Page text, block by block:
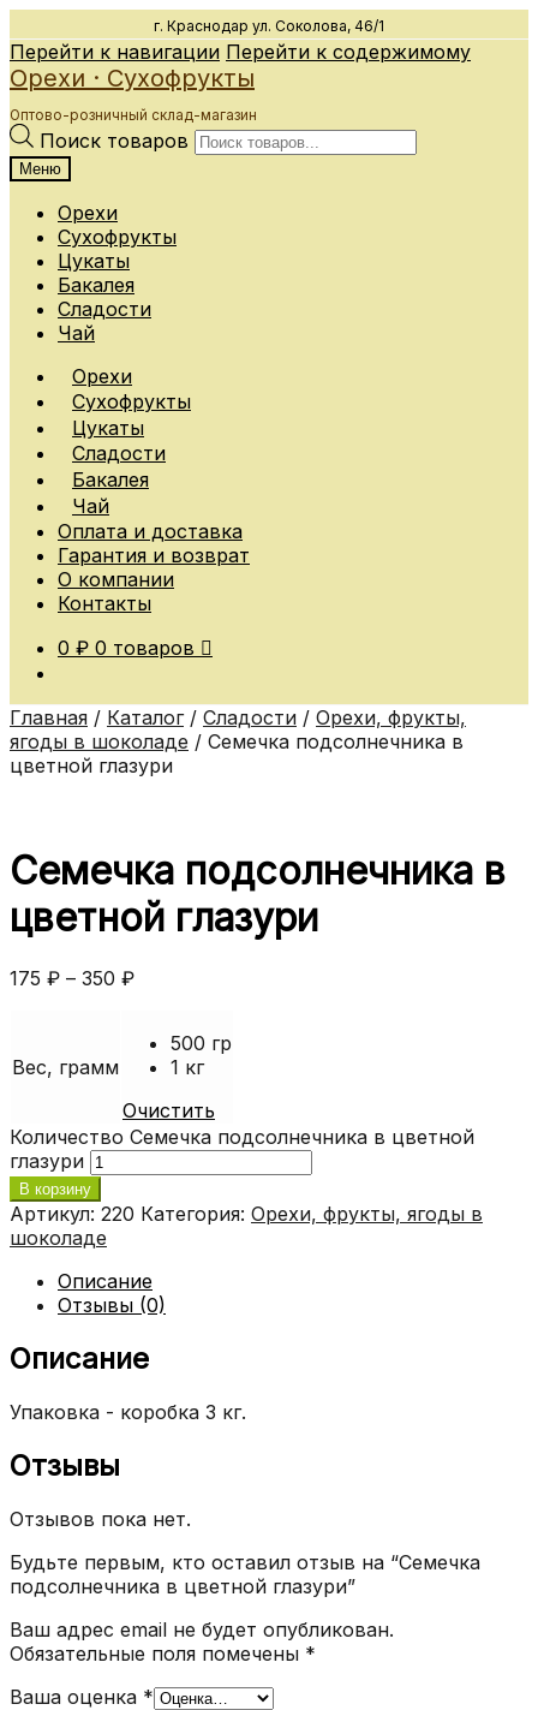
г. Краснодар ул. Соколова, 46/1
Перейти к навигации Перейти к содержимому
Орехи · Сухофрукты
Оптово-розничный склад-магазин
Поиск товаров
Меню
Орехи
Сухофрукты
Цукаты
Бакалея
Сладости
Чай
Орехи
Сухофрукты
Цукаты
Сладости
Бакалея
Чай
Оплата и доставка
Гарантия и возврат
О компании
Контакты
0 ₽ 0 товаров
Главная / Каталог/ Сладости / Орехи, фрукты,
ягоды в шоколаде / Семечка подсолнечника в
цветной глазури
Семечка подсолнечника в
цветной глазури
175 ₽ – 350 ₽
Вес, грамм
500 гр
1 кг
Очистить
Количество Семечка подсолнечника в цветной
глазури
В корзину
Артикул: 220 Категория: Орехи, фрукты, ягоды в
шоколаде
Описание
Отзывы (0)
Описание
Упаковка - коробка 3 кг.
Отзывы
Отзывов пока нет.
Будьте первым, кто оставил отзыв на “Семечка
подсолнечника в цветной глазури”
Ваш адрес email не будет опубликован.
Обязательные поля помечены *
Ваша оценка *